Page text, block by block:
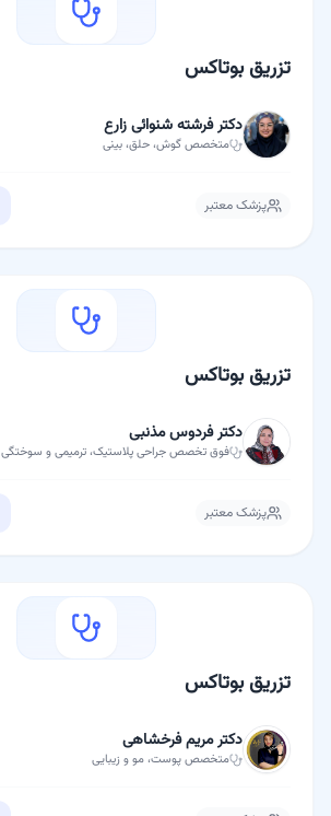
تزریق بوتاکس
دکتر فرشته شنوائی زارع
متخصصگوش، حلق، بینی
پزشک معتبر
تزریق بوتاکس
دکتر فردوس مذنبی
فوق تخصصجراحی پلاستیک، ترمیمی و سوختگی
پزشک معتبر
تزریق بوتاکس
دکتر مریم فرخشاهی
متخصصپوست، مو و زیبایی